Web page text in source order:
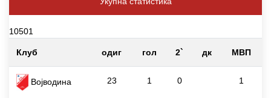
10501
Клуб одиг гол 2` дк МВП
Војводина 23 1 0 1